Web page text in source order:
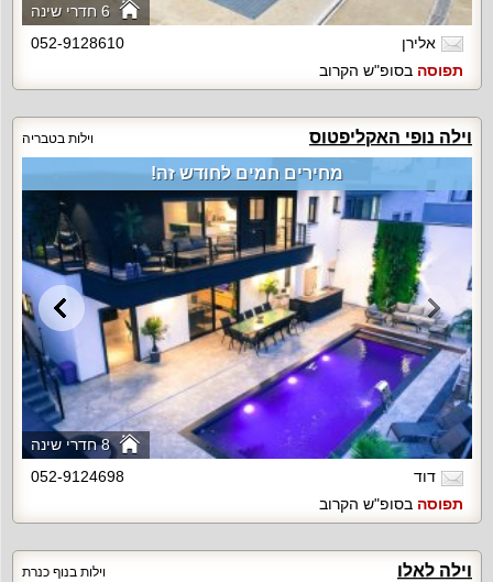
6 חדרי שינה
אלירן
052-9128610
תפוסה בסופ"ש הקרוב
וילה נופי האקליפטוס וילות בטבריה
8 חדרי שינה
מחירים חמים לחודש זה!
דוד
052-9124698
תפוסה בסופ"ש הקרוב
וילה לאלו וילות בנוף כנרת